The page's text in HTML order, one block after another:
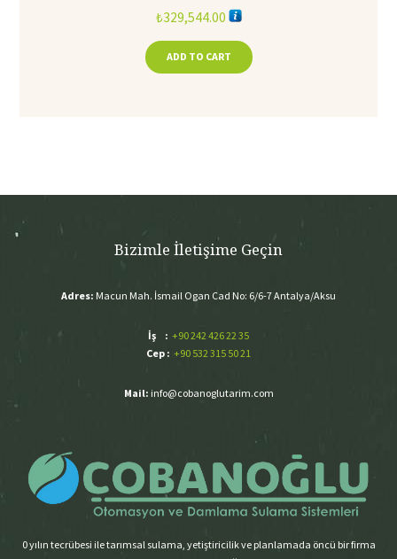
₺329,544.00
ADD TO CART
Bizimle İletişime Geçin
Adres: Macun Mah. İsmail Ogan Cad No: 6/6-7 Antalya/Aksu
İş : +90 242 426 22 35
Cep : +90 532 315 50 21
Mail: info@cobanoglutarim.com
0 yılın tecrübesi ile tarımsal sulama, yetiştiricilik ve planlamada öncü bir firma